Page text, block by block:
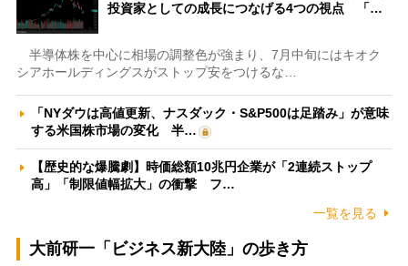
投資家としての成長につなげる4つの視点 「…
半導体株を中心に相場の調整色が強まり、7月中旬にはキオク
シアホールディングスがストップ安をつけるな…
「NYダウは高値更新、ナスダック・S&P500は足踏み」が意味
する米国株市場の変化 半…
【歴史的な爆騰劇】時価総額10兆円企業が「2連続ストップ
高」「制限値幅拡大」の衝撃 フ…
一覧を見る
大前研一「ビジネス新大陸」の歩き方